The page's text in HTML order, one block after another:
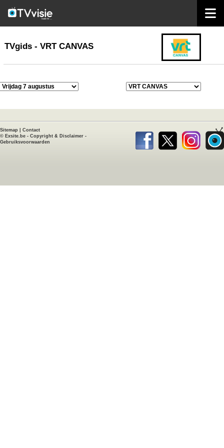
TVgids
TVgids - VRT CANVAS
Sitemap
Contact
© Exsite.be - Copyright & Disclaimer -
Gebruiksvoorwaarden